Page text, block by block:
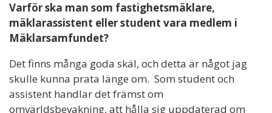
Varför ska man som fastighetsmäklare,
mäklarassistent eller student vara medlem i
Mäklarsamfundet?
Det finns många goda skäl, och detta är något jag
skulle kunna prata länge om. Som student och
assistent handlar det främst om
omvärldsbevakning, att hålla sig uppdaterad om